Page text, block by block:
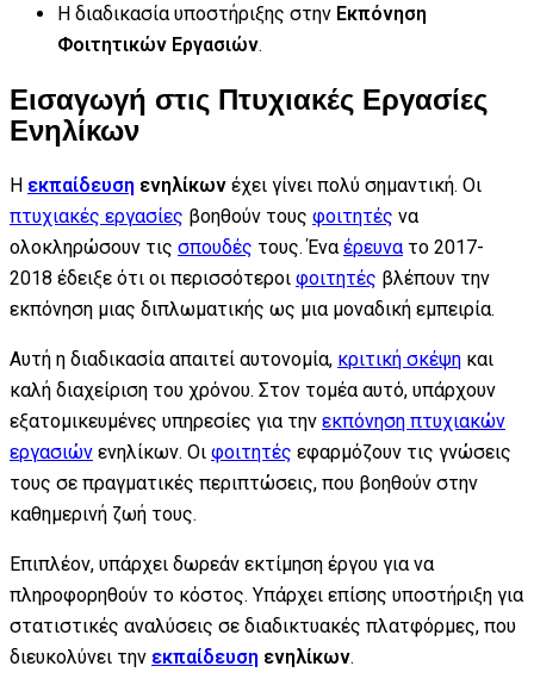
Η διαδικασία υποστήριξης στην Εκπόνηση
Φοιτητικών Εργασιών.
Εισαγωγή στις Πτυχιακές Εργασίες
Ενηλίκων
Η εκπαίδευση ενηλίκων έχει γίνει πολύ σημαντική. Οι
πτυχιακές εργασίες βοηθούν τους φοιτητές να
ολοκληρώσουν τις σπουδές τους. Έναέρευνατο 2017-
2018 έδειξε ότι οι περισσότεροι φοιτητές βλέπουν την
εκπόνηση μιας διπλωματικής ως μια μοναδική εμπειρία.
Αυτή η διαδικασία απαιτεί αυτονομία, κριτική σκέψη και
καλή διαχείριση του χρόνου. Στον τομέα αυτό, υπάρχουν
εξατομικευμένες υπηρεσίες για την εκπόνηση πτυχιακών
εργασιών ενηλίκων. Οι φοιτητές εφαρμόζουν τις γνώσεις
τους σε πραγματικές περιπτώσεις, που βοηθούν στην
καθημερινή ζωή τους.
Επιπλέον, υπάρχει δωρεάν εκτίμηση έργου για να
πληροφορηθούν το κόστος. Υπάρχει επίσης υποστήριξη για
στατιστικές αναλύσεις σε διαδικτυακές πλατφόρμες, που
διευκολύνει την εκπαίδευση ενηλίκων.